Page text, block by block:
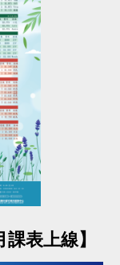
表上線】